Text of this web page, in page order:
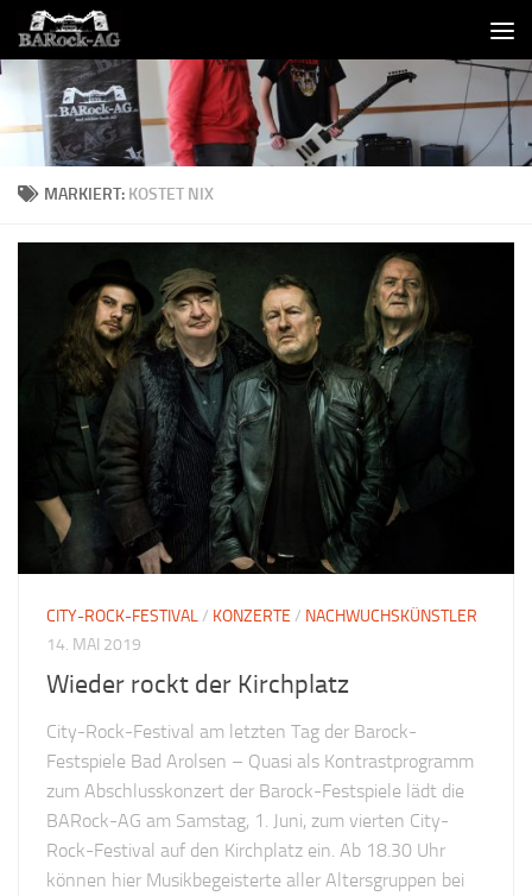
Skip to content
MARKIERT: KOSTET NIX
CITY-ROCK-FESTIVAL/ KONZERTE / NACHWUCHSKÜNSTLER
14. MAI 2019
Wieder rockt der Kirchplatz
City-Rock-Festival am letzten Tag der Barock-
Festspiele Bad Arolsen – Quasi als Kontrastprogramm
zum Abschlusskonzert der Barock-Festspiele lädt die
BARock-AG am Samstag, 1. Juni, zum vierten City-
Rock-Festival auf den Kirchplatz ein. Ab 18.30 Uhr
können hier Musikbegeisterte aller Altersgruppen bei